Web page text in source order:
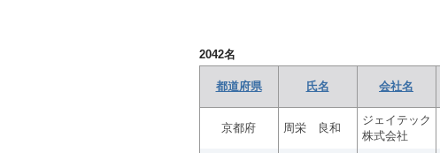
2042名
都道府県 氏名 会社名
京都府 周栄 良和
ジェイテック
株式会社